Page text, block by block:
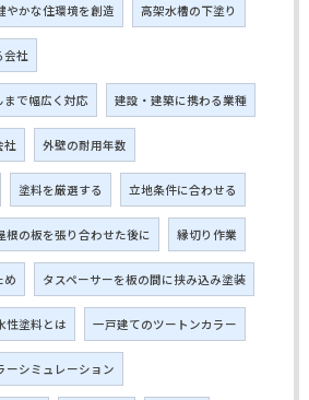
やかな住環境を創造 高架水槽の下塗り
会社
で幅広く対応 建設・建築に携わる業種
社 外壁の耐用年数
塗料を厳選する 立地条件に合わせる
根の板を張り合わせた後に 縁切り作業
め タスペーサーを板の間に挟み込み塗装
性塗料とは 一戸建てのツートンカラー
ーシミュレーション